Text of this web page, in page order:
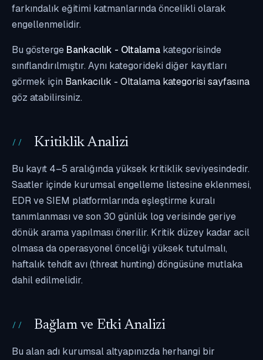
farkındalık eğitimi katmanlarında öncelikli olarak
engellenmelidir.
Bu gösterge Bankacılık - Oltalama kategorisinde
sınıflandırılmıştır. Aynı kategorideki diğer kayıtları
görmek için Bankacılık - Oltalama kategorisi sayfasına
göz atabilirsiniz.
Kritiklik Analizi
Bu kayıt 4–5 aralığında yüksek kritiklik seviyesindedir.
Saatler içinde kurumsal engelleme listesine eklenmesi,
EDR ve SIEM platformlarında eşleştirme kuralı
tanımlanması ve son 30 günlük log verisinde geriye
dönük arama yapılması önerilir. Kritik düzey kadar acil
olmasa da operasyonel önceliği yüksek tutulmalı,
haftalık tehdit avı (threat hunting) döngüsüne mutlaka
dahil edilmelidir.
Bağlam ve Etki Analizi
Bu alan adı kurumsal altyapınızda herhangi bir